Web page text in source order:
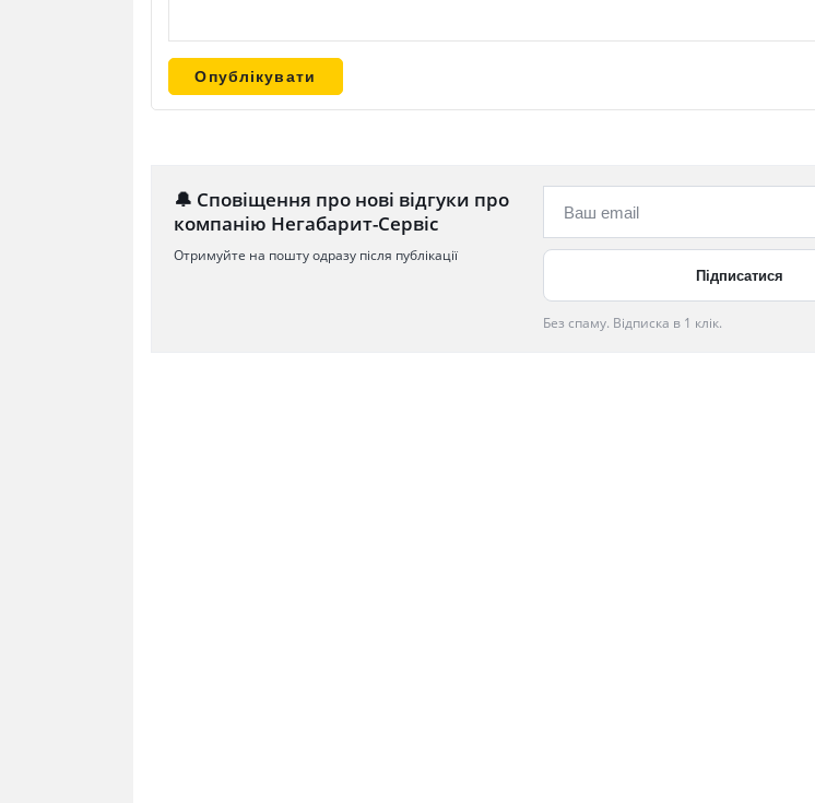
🔔 Сповіщення про нові відгуки про
компанію Негабарит-Сервіс
Отримуйте на пошту одразу після публікації
Без спаму. Відписка в 1 клік.